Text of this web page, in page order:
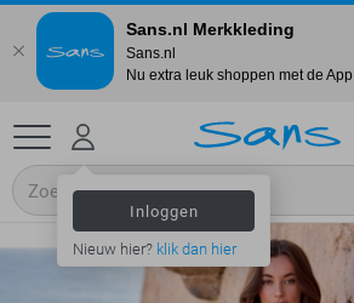
Inloggen
Nieuw hier? klik dan hier
Sans.nl Merkkleding
Sans.nl
Nu extra leuk shoppen met de App.